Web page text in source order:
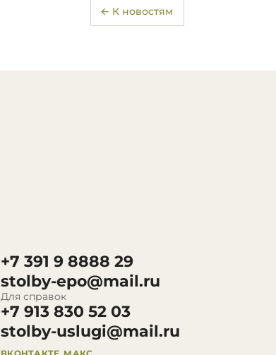
← К новостям
+7 391 9 8888 29
stolby-epo@mail.ru
Для справок
+7 913 830 52 03
stolby-uslugi@mail.ru